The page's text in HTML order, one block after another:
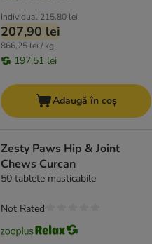
Individual 215,80 lei
207,90 lei
866,25 lei / kg
197,51 lei
Adaugă în coș
Zesty Paws Hip & Joint
Chews Curcan
50 tablete masticabile
Not Rated